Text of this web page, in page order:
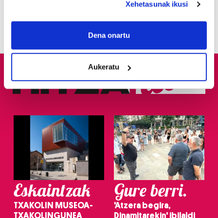
If you allow, we would also like to:
Collect information about your geographical
Identify your device by actively scanning it for
specific characteristics (fingerprinting)
Find out more about how your personal data is processed
Guk eta gure bazkideek zure datu pertsonalak
prozesatzen ditugu, zure IP zenbakia, besteak beste,
teknologia erabiliz, cookieak adibidez, iragarki eta eduki
pertsonalizatuak eskaintzeko, iragarkiak eta edukia
neurtzeko, jendeari buruzko informazioa biltzeko eta
produktuak garatzeko. Zure datuak nork eta zertarako
erabiltzen dituen hauta dezakezu.
Xehetasunak ikusi
Dena onartu
Aukeratu
3 Guretara, iruditan
Eskaintzak
TXAKOLIN MUSEOA-
TXAKOLINGUNEA
Gure berri.
'Atzera begira,
Dinamitarekin' ibilaldi